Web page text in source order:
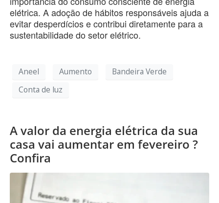
elétrica. A adoção de hábitos responsáveis ajuda a
evitar desperdícios e contribui diretamente para a
sustentabilidade do setor elétrico.
Aneel Aumento
Bandeira Verde
Conta de luz
A valor da energia elétrica da sua
casa vai aumentar em fevereiro ?
Confira